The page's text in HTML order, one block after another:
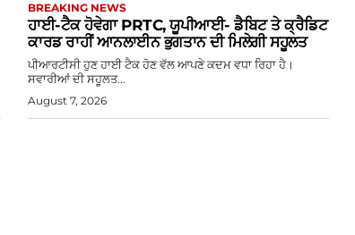
BREAKING NEWS
ਹਾਈ-ਟੈਕ ਹੋਵੇਗਾ PRTC, ਯੂਪੀਆਈ- ਡੈਬਿਟ ਤੇ ਕ੍ਰੈਡਿਟ
ਕਾਰਡ ਰਾਹੀਂ ਆਨਲਾਈਨ ਭੁਗਤਾਨ ਦੀ ਮਿਲੇਗੀ ਸਹੂਲਤ
ਪੀਆਰਟੀਸੀ ਹੁਣ ਹਾਈ ਟੈਕ ਹੋਣ ਵੱਲ ਆਪਣੇ ਕਦਮ ਵਧਾ ਰਿਹਾ ਹੈ।
ਸਵਾਰੀਆਂ ਦੀ ਸਹੂਲਤ...
August 7, 2026